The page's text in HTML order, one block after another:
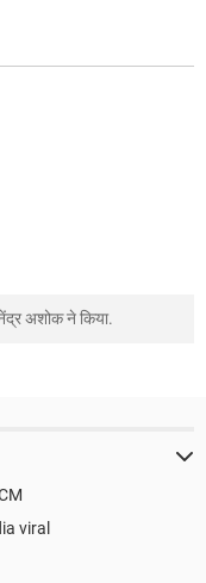
अशोकने किया.
viral